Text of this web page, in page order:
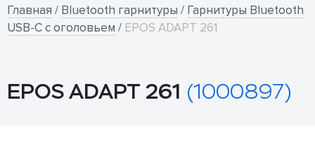
Главная / Bluetooth гарнитуры / Гарнитуры Bluetooth
USB-C с оголовьем / EPOS ADAPT 261
EPOS ADAPT 261 (1000897)